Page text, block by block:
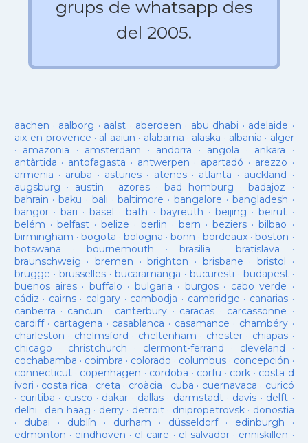
grups de whatsapp des
del 2005.
aachen · aalborg · aalst · aberdeen · abu dhabi · adelaide ·
aix-en-provence · al-aaiun · alabama · alaska · albania · alger
· amazonia · amsterdam · andorra · angola · ankara ·
antàrtida · antofagasta · antwerpen · apartadó · arezzo ·
armenia · aruba · asturies· atenes· atlanta · auckland ·
augsburg · austin · azores·bad homburg ·badajoz ·
bahrain ·baku · bali ·baltimore ·bangalore · bangladesh ·
bangor· bari ·basel ·bath · bayreuth ·beijing ·beirut ·
belém · belfast· belize · berlin ·bern ·beziers ·bilbao ·
birmingham · bogota · bologna ·bonn ·bordeaux ·boston ·
botswana · bournemouth ·brasilia ·bratislava ·
braunschweig · bremen ·brighton · brisbane · bristol ·
brugge · brusselles· bucaramanga · bucuresti · budapest·
buenos aires· buffalo · bulgaria · burgos· cabo verde ·
cádiz · cairns· calgary · cambodja · cambridge · canarias·
canberra · cancun · canterbury · caracas · carcassonne ·
cardiff· cartagena · casablanca · casamance · chambéry·
charleston · chelmsford · cheltenham · chester· chiapas ·
chicago · christchurch · clermont-ferrand · cleveland ·
cochabamba · coimbra · colorado · columbus· concepción ·
connecticut· copenhagen · cordoba · corfu · cork · costa d
ivori · costa rica · creta · croàcia · cuba · cuernavaca · curicó
· curitiba · cusco · dakar · dallas · darmstadt· davis · delft ·
delhi · den haag · derry· detroit· dnipropetrovsk· donostia
· dubai · dublín · durham · düsseldorf· edinburgh ·
edmonton · eindhoven · el caire · el salvador · enniskillen ·